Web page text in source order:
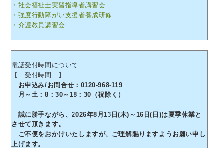
・社会福祉士実習指導者講習会
・強度行動障がい支援者養成研修
・介護教員講習会
電話受付時間について
【 受付時間 】
お申込み/お問合せ：0120-968-119
月～土：8：30～18：30（祝除く）
誠に勝手ながら、2026年8月13日(木)～16日(日)は夏季休業と
させて頂きます。
ご不便をおかけいたしますが、ご理解賜りますようお願い申し
上げます。